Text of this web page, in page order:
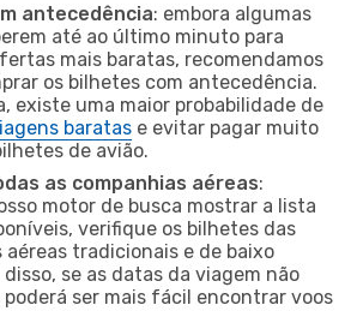
antecedência: embora algumas
até ao último minuto para
mais baratas, recomendamos
os bilhetes com antecedência.
existe uma maior probabilidade de
baratas e evitar pagar muito
de avião.
as companhias aéreas:
motor de busca mostrar a lista
verifique os bilhetes das
aéreas tradicionais e de baixo
se as datas da viagem não
ser mais fácil encontrar voos